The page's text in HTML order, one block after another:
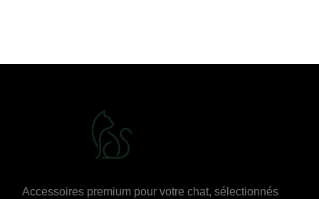
Accessoires premium pour votre chat, sélectionnés